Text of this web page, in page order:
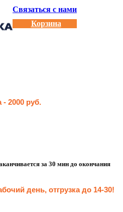
Связаться с нами
Корзина
2000 руб.
за 30 мин до окончания
день, отгрузка до 14-30!